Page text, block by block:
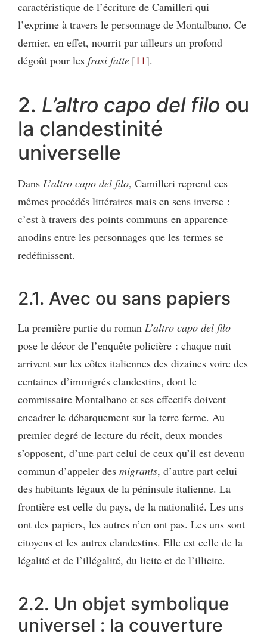
caractéristique de l’écriture de Camilleri qui
l’exprime à travers le personnage de Montalbano. Ce
dernier, en effet, nourrit par ailleurs un profond
dégoût pour les frasi fatte 11 .
2. L’altro capo del filo ou
la clandestinité
universelle
Dans L’altro capo del filo, Camilleri reprend ces
mêmes procédés littéraires mais en sens inverse :
c’est à travers des points communs en apparence
anodins entre les personnages que les termes se
redéfinissent.
2.1. Avec ou sans papiers
La première partie du roman L’altro capo del filo
pose le décor de l’enquête policière : chaque nuit
arrivent sur les côtes italiennes des dizaines voire des
centaines d’immigrés clandestins, dont le
commissaire Montalbano et ses effectifs doivent
encadrer le débarquement sur la terre ferme. Au
premier degré de lecture du récit, deux mondes
s’opposent, d’une part celui de ceux qu’il est devenu
commun d’appeler des migrants, d’autre part celui
des habitants légaux de la péninsule italienne. La
frontière est celle du pays, de la nationalité. Les uns
ont des papiers, les autres n’en ont pas. Les uns sont
citoyens et les autres clandestins. Elle est celle de la
légalité et de l’illégalité, du licite et de l’illicite.
2.2. Un objet symbolique
universel : la couverture